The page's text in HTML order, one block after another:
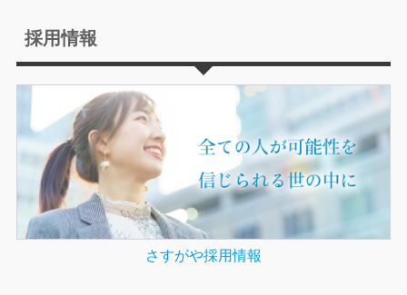
採用情報
さすがや採用情報